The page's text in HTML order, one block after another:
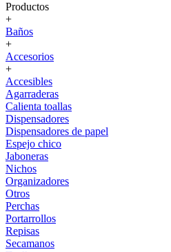
Productos
+
Baños
+
Accesorios
+
Accesibles
Agarraderas
Calienta toallas
Dispensadores
Dispensadores de papel
Espejo chico
Jaboneras
Nichos
Organizadores
Otros
Perchas
Portarrollos
Repisas
Secamanos